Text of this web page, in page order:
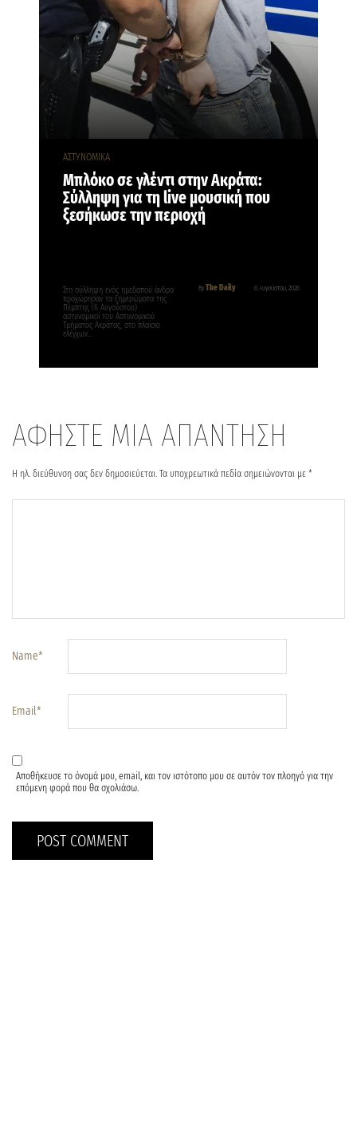
ΑΣΤΥΝΟΜΙΚΑ
Μπλόκο σε γλέντι στην Ακράτα:
Σύλληψη για τη live μουσική που
ξεσήκωσε την περιοχή
By The Daily 6 Αυγούστου, 2026
Στη σύλληψη ενός ημεδαπού άνδρα
προχώρησαν τα ξημερώματα της
Πέμπτης (6 Αυγούστου)
αστυνομικοί του Αστυνομικού
Τμήματος Ακράτας, στο πλαίσιο
ελέγχων…
ΑΦΗΣΤΕ ΜΙΑ ΑΠΑΝΤΗΣΗ
Η ηλ. διεύθυνση σας δεν δημοσιεύεται. Τα υποχρεωτικά πεδία σημειώνονται με *
Name*
Email*
Αποθήκευσε το όνομά μου, email, και τον ιστότοπο μου σε αυτόν τον πλοηγό για την
επόμενη φορά που θα σχολιάσω.